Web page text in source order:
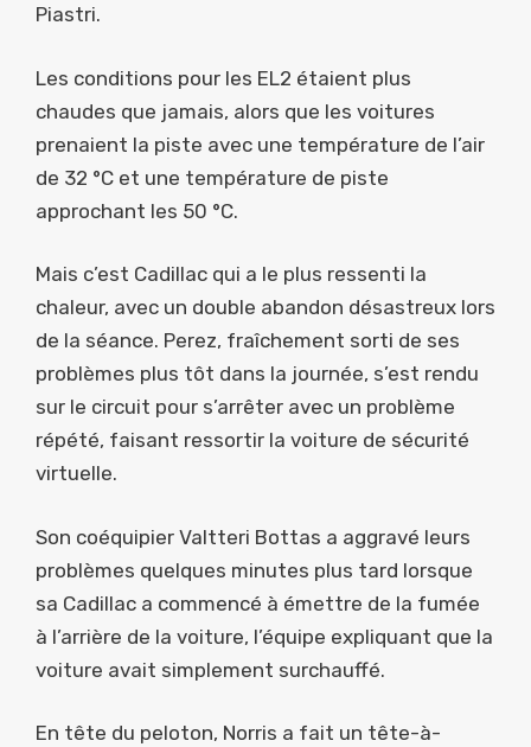
Piastri.
Les conditions pour les EL2 étaient plus
chaudes que jamais, alors que les voitures
prenaient la piste avec une température de l’air
de 32 °C et une température de piste
approchant les 50 °C.
Mais c’est Cadillac qui a le plus ressenti la
chaleur, avec un double abandon désastreux lors
de la séance. Perez, fraîchement sorti de ses
problèmes plus tôt dans la journée, s’est rendu
sur le circuit pour s’arrêter avec un problème
répété, faisant ressortir la voiture de sécurité
virtuelle.
Son coéquipier Valtteri Bottas a aggravé leurs
problèmes quelques minutes plus tard lorsque
sa Cadillac a commencé à émettre de la fumée
à l’arrière de la voiture, l’équipe expliquant que la
voiture avait simplement surchauffé.
En tête du peloton, Norris a fait un tête-à-